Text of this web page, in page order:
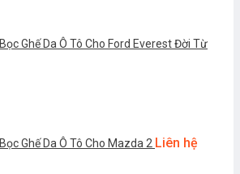
Bọc Ghế Da Ô Tô Cho Ford Everest Đời Từ
Bọc Ghế Da Ô Tô Cho Mazda 2 Liên hệ